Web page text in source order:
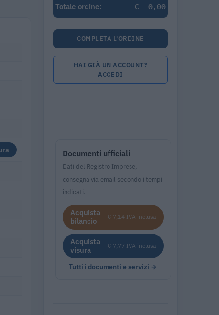
Totale ordine:
€ 0,00
COMPLETA L'ORDINE
HAI GIÀ UN ACCOUNT?
ACCEDI
Documenti ufficiali
Dati del Registro Imprese,
consegna via email secondo i tempi
indicati.
Acquista
bilancio
€ 7,14 IVA inclusa
Acquista
visura
€ 7,77 IVA inclusa
Tutti i documenti e servizi →